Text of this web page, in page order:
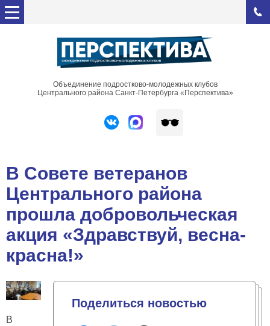
Объединение подростково-молодежных клубов
Центрального района Санкт-Петербурга «Перспектива»
В Совете ветеранов
Центрального района
прошла добровольческая
акция «Здравствуй, весна-
красна!»
В
Поделиться новостью